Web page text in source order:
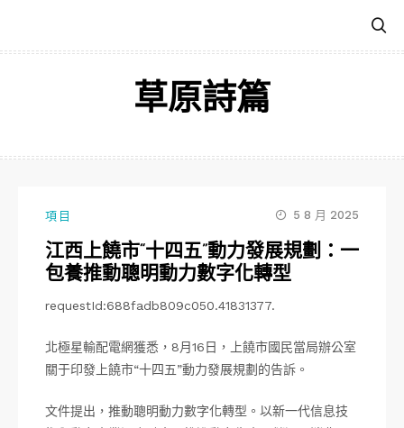
主
草原詩篇
項目 5 8 月 2025
江西上饒市“十四五”動力發展規劃：一
包養推動聰明動力數字化轉型
requestId:688fadb809c050.41831377.
北極星輸配電網獲悉，8月16日，上饒市國民當局辦公室
關于印發上饒市“十四五”動力發展規劃的告訴。
文件提出，推動聰明動力數字化轉型。以新一代信息技